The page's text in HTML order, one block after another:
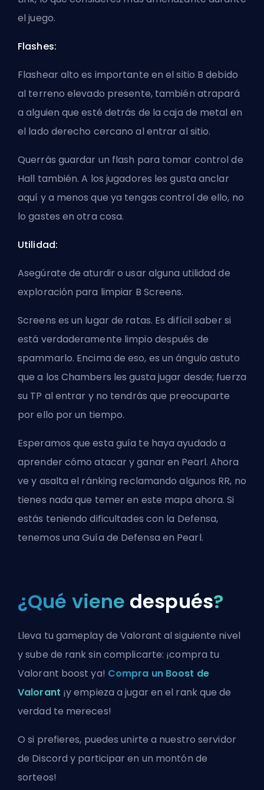
el juego.
Flashes:
Flashear alto es importante en el sitio B debido
al terreno elevado presente, también atrapará
a alguien que esté detrás de la caja de metal en
el lado derecho cercano al entrar al sitio.
Querrás guardar un flash para tomar control de
Hall también. A los jugadores les gusta anclar
aquí y a menos que ya tengas control de ello, no
lo gastes en otra cosa.
Utilidad:
Asegúrate de aturdir o usar alguna utilidad de
exploración para limpiar B Screens.
Screens es un lugar de ratas. Es difícil saber si
está verdaderamente limpio después de
spammarlo. Encima de eso, es un ángulo astuto
que a los Chambers les gusta jugar desde; fuerza
su TP al entrar y no tendrás que preocuparte
por ello por un tiempo.
Esperamos que esta guía te haya ayudado a
aprender cómo atacar y ganar en Pearl. Ahora
ve y asalta el ránking reclamando algunos RR, no
tienes nada que temer en este mapa ahora. Si
estás teniendo dificultades con la Defensa,
tenemos unaGuía de Defensa en Pearl.
¿Qué viene después?
Lleva tu gameplay de Valorant al siguiente nivel
y sube de rank sin complicarte: ¡compra tu
Valorant boost ya! Compra un Boost de
Valorant ¡y empieza a jugar en el rank que de
verdad te mereces!
O si prefieres, puedesunirte a nuestro servidor
de Discord y participar en un montón de
sorteos!